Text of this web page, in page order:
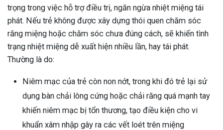
trọng trong việc hỗ trợ điều trị, ngăn ngừa nhiệt miệng tái
phát. Nếu trẻ không được xây dựng thói quen chăm sóc
răng miệng hoặc chăm sóc chưa đúng cách, sẽ khiến tình
trạng nhiệt miệng dễ xuất hiện nhiều lần, hay tái phát.
Thường là do:
Niêm mạc của trẻ còn non nớt, trong khi đó trẻ lại sử
dụng bàn chải lông cứng hoặc chải răng quá mạnh tay
khiến niêm mạc bị tổn thương, tạo điều kiện cho vi
khuẩn xâm nhập gây ra các vết loét trên miệng